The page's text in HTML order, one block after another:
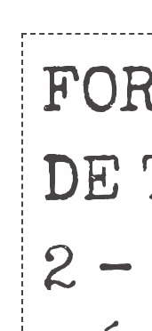
DE
2 –